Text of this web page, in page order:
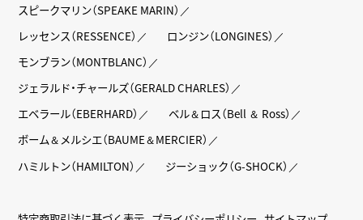
スピークマリン（SPEAKE MARIN）
レッセンス（RESSENCE）
ロンジン（LONGINES）
モンブラン（MONTBLANC）
ジェラルド・チャールズ（GERALD CHARLES）
エベラール（EBERHARD）
ベル＆ロス（Bell ＆ Ross）
ボーム＆メルシエ（BAUME＆MERCIER）
ハミルトン（HAMILTON）
ジーショック（G-SHOCK）